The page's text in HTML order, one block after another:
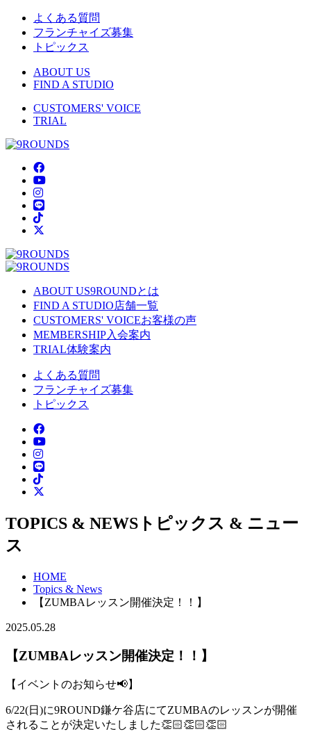
よくある質問
フランチャイズ募集
トピックス
ABOUT US
FIND A STUDIO
CUSTOMERS' VOICE
TRIAL
ABOUT US9ROUNDとは
FIND A STUDIO店舗一覧
CUSTOMERS' VOICEお客様の声
MEMBERSHIP入会案内
TRIAL体験案内
よくある質問
フランチャイズ募集
トピックス
TOPICS & NEWS トピックス & ニュー
ス
HOME
Topics & News
【ZUMBAレッスン開催決定！！】
2025.05.28
【ZUMBAレッスン開催決定！！】
【イベントのお知らせ📢】
6/22(日)に9ROUND鎌ケ谷店にてZUMBAのレッスンが開催
されることが決定いたしました👏🏻👏🏻👏🏻